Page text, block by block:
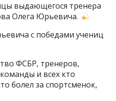
выдающегося тренера
Олега Юрьевича.
с победами учениц
ФСБР, тренеров,
и всех кто
болел за спортсменок,